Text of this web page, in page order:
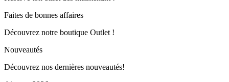
Faites de bonnes affaires
Découvrez notre boutique Outlet !
Nouveautés
Découvrez nos dernières nouveautés!